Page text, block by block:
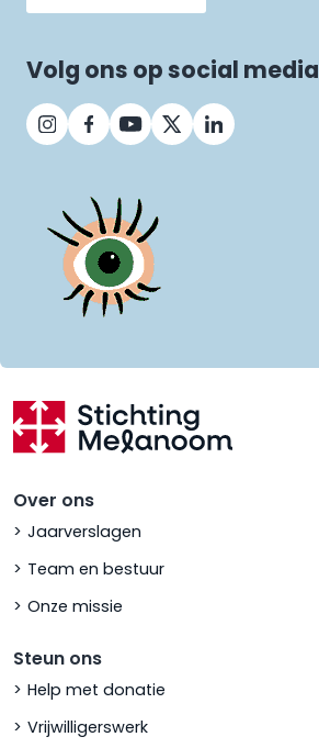
Volg ons op social media
Over ons
Jaarverslagen
Team en bestuur
Onze missie
Steun ons
Help met donatie
Vrijwilligerswerk